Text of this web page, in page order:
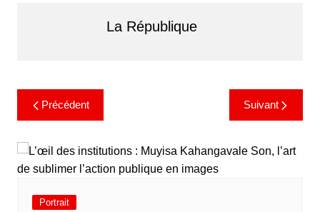
La République
Précédent Suivant
Portrait